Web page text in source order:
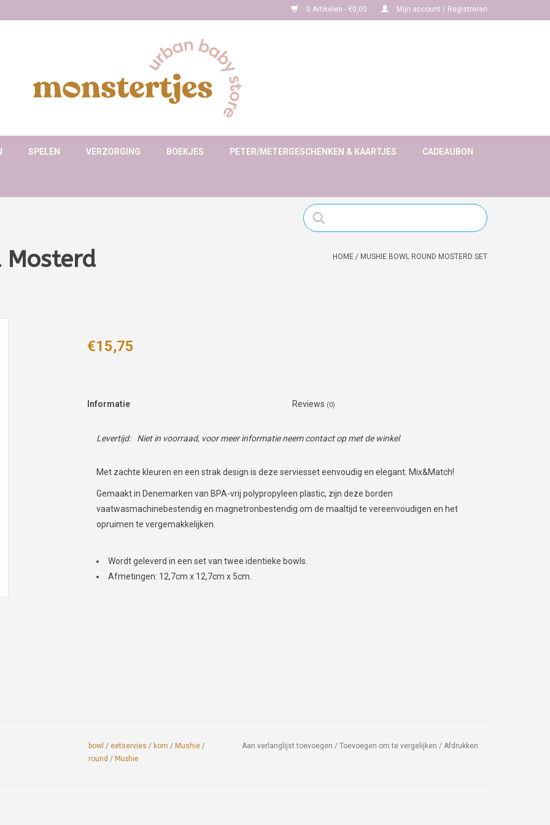
0 Artikelen - €0,00 Mijn account / Registreren
SPELEN VERZORGING BOEKJES PETER/METERGESCHENKEN & KAARTJES CADEAUBON
Mosterd HOME / MUSHIE BOWL ROUND MOSTERD SET
€15,75
Informatie Reviews (0)
Levertijd: Niet in voorraad, voor meer informatie neem contact op met de winkel
Met zachte kleuren en een strak design is deze serviesset eenvoudig en elegant. Mix&Match!
Gemaakt in Denemarken van BPA-vrij polypropyleen plastic, zijn deze borden
vaatwasmachinebestendig en magnetronbestendig om de maaltijd te vereenvoudigen en het
opruimen te vergemakkelijken.
Wordt geleverd in een set van twee identieke bowls.
Afmetingen: 12,7cm x 12,7cm x 5cm.
bowl / eetservies / kom / Mushie /
round / Mushie
Aan verlanglijst toevoegen / Toevoegen om te vergelijken / Afdrukken